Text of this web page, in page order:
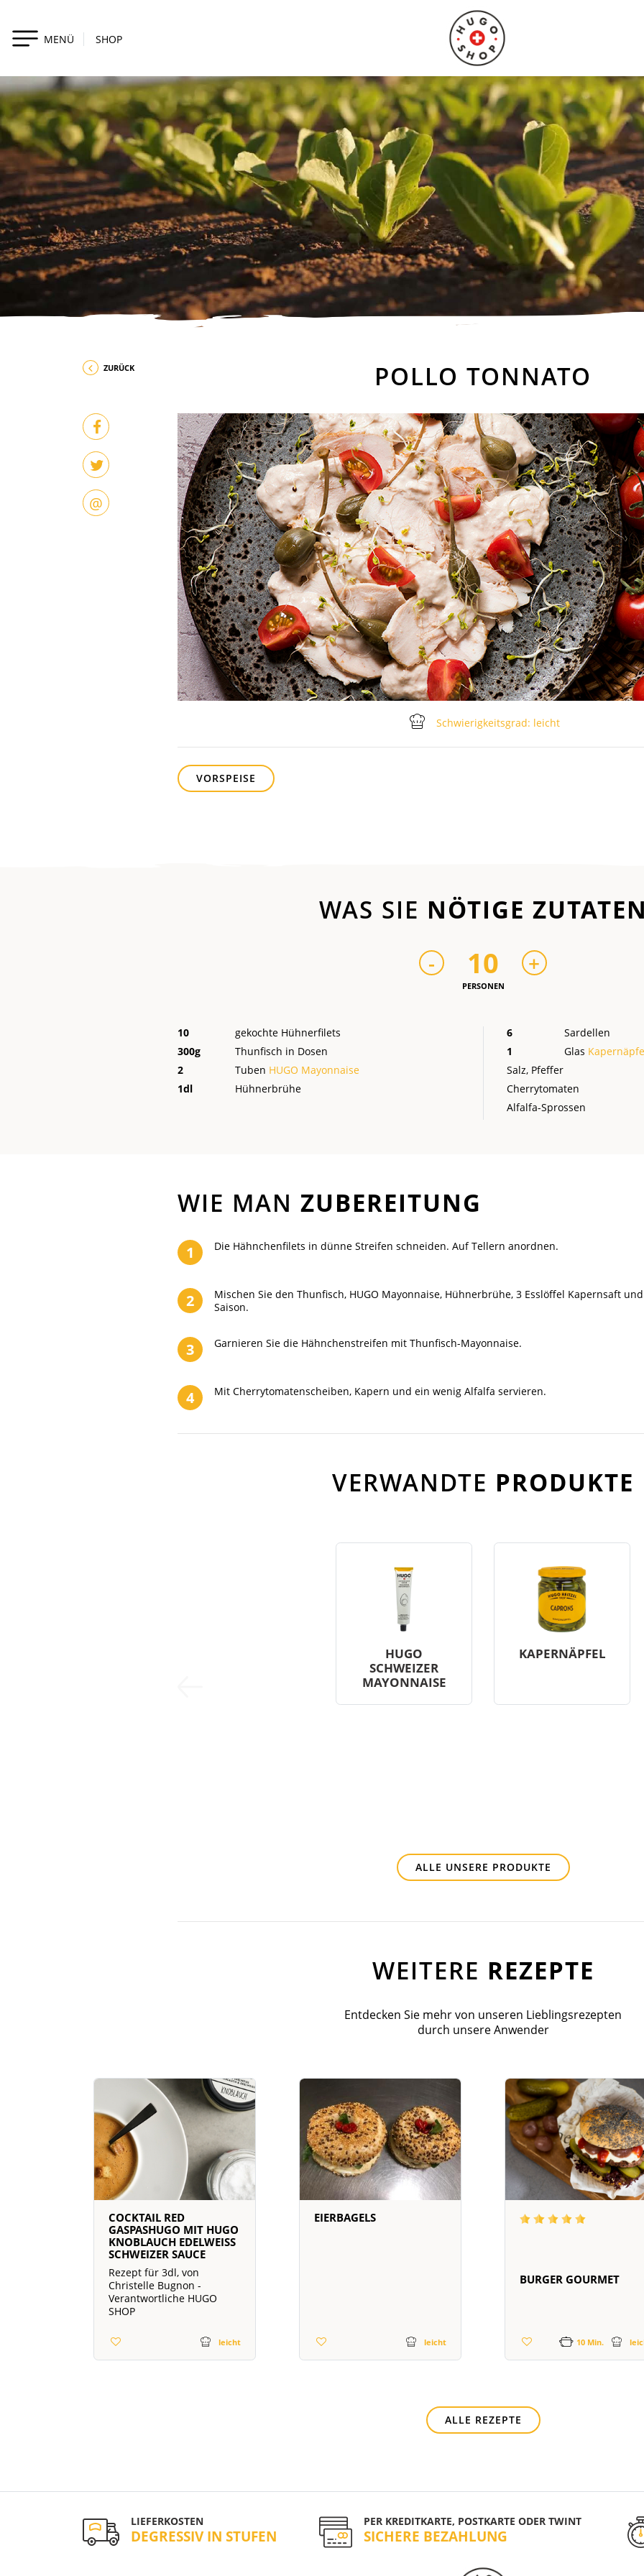
MENÜ SHOP
ZURÜCK POLLO TONNATO
@
Schwierigkeitsgrad: leicht
VORSPEISE
WAS SIE NÖTIGE
- 10 +
PERSONEN
10
gekochte Hühnerfilets
300g
Thunfisch in Dosen
2
Tuben HUGO Mayonnaise
1dl Hühnerbrühe
6
Sardellen
1
Glas
Salz, Pfeffer
Cherrytomaten
Alfalfa-Sprossen
WIE MAN ZUBEREITUNG
1 Die Hähnchenfilets in dünne Streifen schneiden. Auf Tellern anordnen.
2
Mischen Sie den Thunfisch, HUGO Mayonnaise, Hühnerbrühe, 3 Esslöffel Kapernsaft
Saison.
3 Garnieren Sie die Hähnchenstreifen mit Thunfisch-Mayonnaise.
4 Mit Cherrytomatenscheiben, Kapern und ein wenig Alfalfa servieren.
VERWANDTE PRODUKTE
HUGO
SCHWEIZER
MAYONNAISE
KAPERNÄPFEL
ALLE UNSERE PRODUKTE
WEITERE REZEPTE
Entdecken Sie mehr von unseren Lieblingsrezepten
durch unsere Anwender
COCKTAIL RED
GASPASHUGO MIT HUGO
KNOBLAUCH EDELWEISS
SCHWEIZER SAUCE
Rezept für 3dl, von
Christelle Bugnon -
Verantwortliche HUGO
SHOP
leicht
EIERBAGELS
leicht
BURGER GOURMET
10 Min.
ALLE REZEPTE
LIEFERKOSTEN
DEGRESSIV IN STUFEN
PER KREDITKARTE, POSTKARTE ODER TWINT
SICHERE BEZAHLUNG